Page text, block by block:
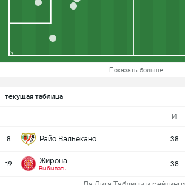
Показать больше
текущая таблица
И
8 Райо Вальекано 38
19 Жирона
Выбывать
38